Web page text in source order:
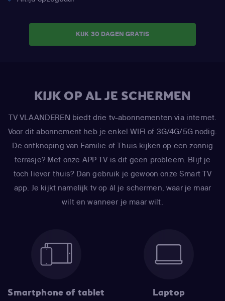
KIJK 30 DAGEN GRATIS
KIJK OP AL JE SCHERMEN
TV VLAANDEREN biedt drie tv-abonnementen via internet.
Voor dit abonnement heb je enkel WIFI of 3G/4G/5G nodig.
De ontknoping van Familie of Thuis kijken op een zonnig
terrasje? Met onze APP TV is dit geen probleem. Blijf je
toch liever thuis? Dan gebruik je gewoon onze Smart TV
app. Je kijkt namelijk tv op ál je schermen, waar je maar
wilt en wanneer je maar wilt.
Smartphone of tablet Laptop